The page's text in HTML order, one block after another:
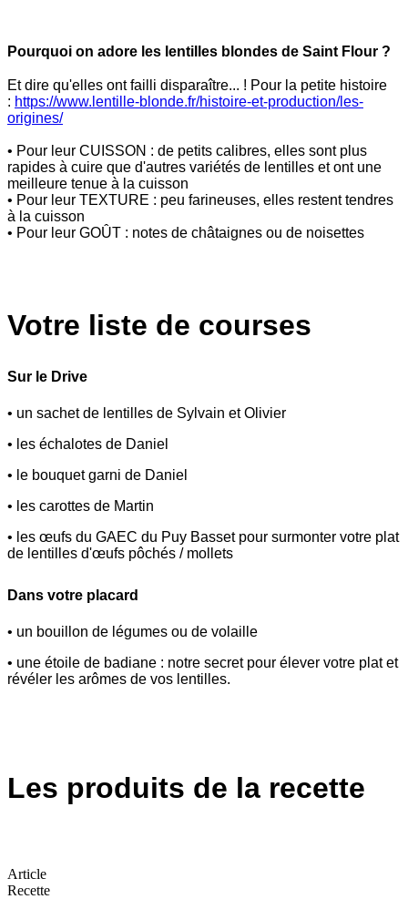
Pourquoi on adore les lentilles blondes de Saint Flour ?
Et dire qu'elles ont failli disparaître... ! Pour la petite histoire
: https://www.lentille-blonde.fr/histoire-et-production/les-
origines/
• Pour leur CUISSON : de petits calibres, elles sont plus
rapides à cuire que d'autres variétés de lentilles et ont une
meilleure tenue à la cuisson
• Pour leur TEXTURE : peu farineuses, elles restent tendres
à la cuisson
• Pour leur GOÛT : notes de châtaignes ou de noisettes
Votre liste de courses
Sur le Drive
• un sachet de lentilles de Sylvain et Olivier
• les échalotes de Daniel
• le bouquet garni de Daniel
• les carottes de Martin
• les œufs du GAEC du Puy Basset pour surmonter votre plat
de lentilles d'œufs pôchés / mollets
Dans votre placard
• un bouillon de légumes ou de volaille
• une étoile de badiane : notre secret pour élever votre plat et
révéler les arômes de vos lentilles.
Les produits de la recette
Article
Recette